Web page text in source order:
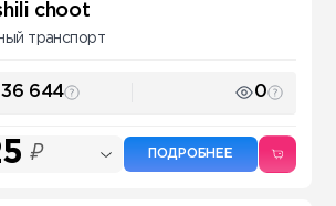
choot
транспорт
36 644 0
₽ ПОДРОБНЕЕ